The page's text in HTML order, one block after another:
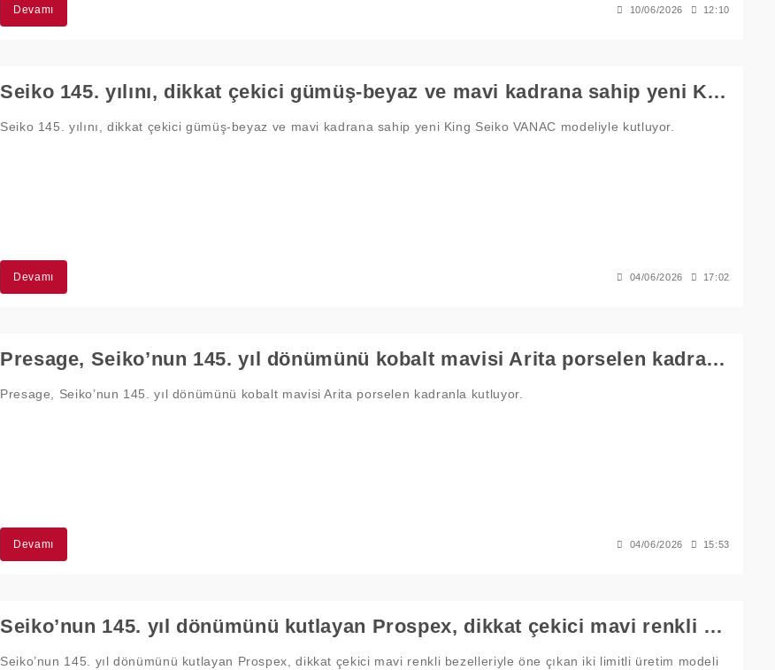
Devamı 10/06/2026 12:10
Seiko 145. yılını, dikkat çekici gümüş-beyaz ve mavi kadrana sahip yeni King Seiko VANAC modeliyle kutluyor.
Seiko 145. yılını, dikkat çekici gümüş-beyaz ve mavi kadrana sahip yeni King Seiko VANAC modeliyle kutluyor.
Devamı 04/06/2026 17:02
Presage, Seiko’nun 145. yıl dönümünü kobalt mavisi Arita porselen kadranla kutluyor.
Presage, Seiko’nun 145. yıl dönümünü kobalt mavisi Arita porselen kadranla kutluyor.
Devamı 04/06/2026 15:53
Seiko’nun 145. yıl dönümünü kutlayan Prospex, dikkat çekici mavi renkli bezelleriyle öne çıkan iki limitli üretim modeli tanıtıyor.
Seiko’nun 145. yıl dönümünü kutlayan Prospex, dikkat çekici mavi renkli bezelleriyle öne çıkan iki limitli üretim modeli